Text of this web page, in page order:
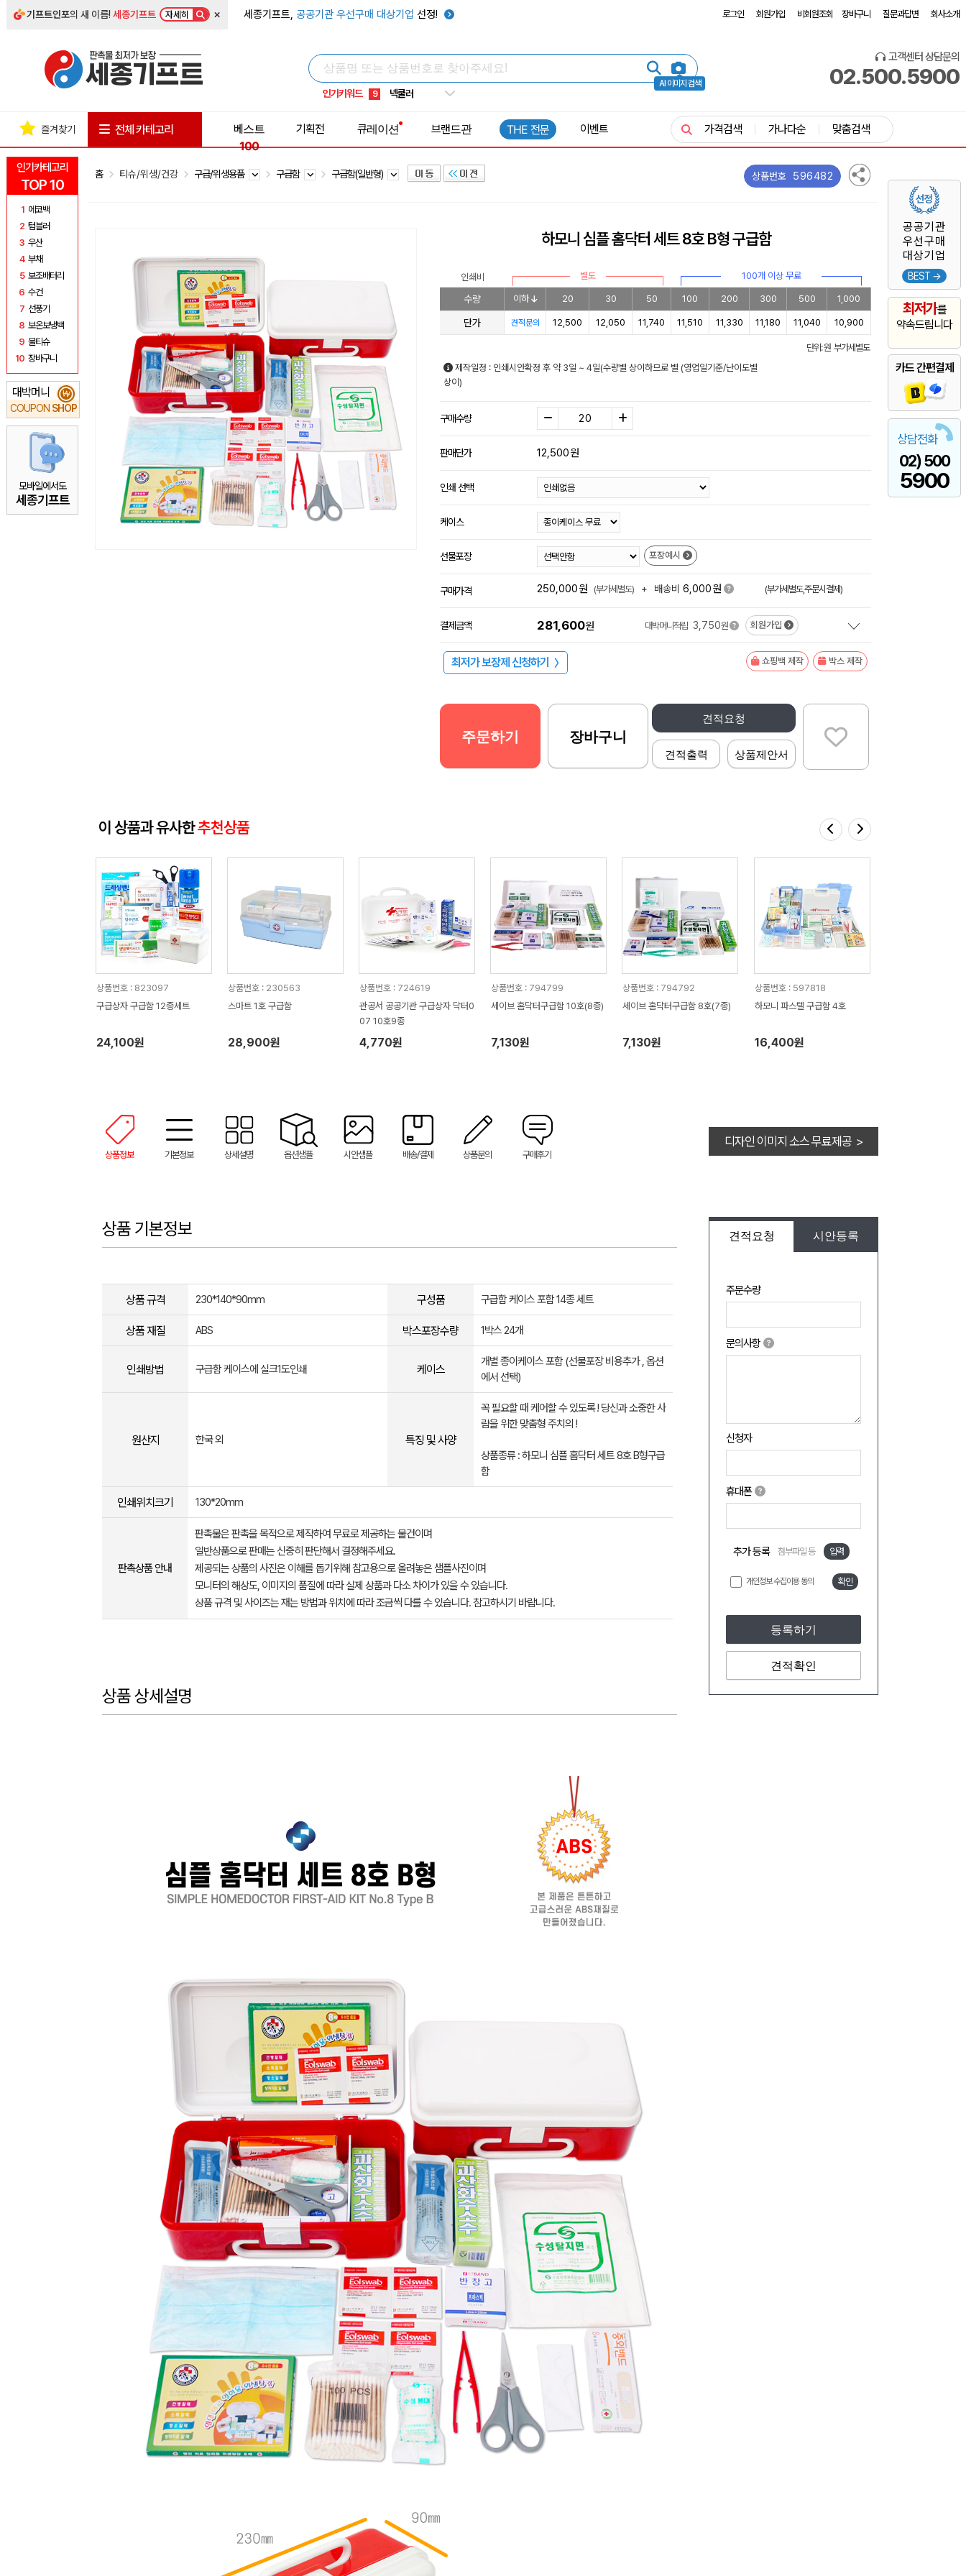
기프트인포의 새 이름!세종기프트 자세히 × 세종기프트, 공공기관 우선구매 대상기업 선정! 로그인 회원가입 비회원조회 장바구니 질문과답변 회사소개
AI 이미지 검색
인기키워드
5 키캡
8 쿨토시
9 넥쿨러
1 선풍기
고객센터 상담문의
02.500.5900
인기카테고리
TOP 10
1 에코백
2 텀블러
3 우산
4 부채
5 보조배터리
6 수건
7 선풍기
8 보온보냉백
9 물티슈
10 장바구니
대박머니
COUPON SHOP
₩
모바일에서도
세종기프트
공공기관
우선구매
대상기업
BEST →
최저가를
약속드립니다
카드 간편결제
상담전화
02) 500
5900
즐겨찾기 전체 카테고리
베스트
100
기획전 큐레이션 브랜드관 THE 전문 이벤트 가격검색 가나다순 맞춤검색
홈 티슈/위생/건강 구급/위생용품 구급함 구급함(일반형) 상품번호 596482
하모니 심플 홈닥터 세트 8호 B형 구급함
인쇄비 별도 100개 이상 무료
수량 이하 20 30 50 100 200 300 500 1,000
단가 견적문의 12,500 12,050 11,740 11,510 11,330 11,180 11,040 10,900
단위: 원 부가세별도
제작일정 : 인쇄시안확정 후 약 3일 ~ 4일(수량별 상이하므로 별 (영업일기준/난이도별
상이)
구매수량
판매단가 12,500원
인쇄 선택
케이스
선물포장 포장예시
구매가격 250,000원 (부가세별도) + 배송비 6,000원 (부가세별도,주문시결제)
결제금액 281,600원 대박머니적립 3,750원 회원가입
최저가 보장제 신청하기 〉 쇼핑백 제작 박스 제작
견적요청
견적출력 상품제안서
주문하기 장바구니
이 상품과 유사한추천상품
상품번호 : 823097
구급상자 구급함 12종세트
24,100원
상품번호 : 230563
스마트 1호 구급함
28,900원
상품번호 : 724619
관공서 공공기관 구급상자 닥터0
07 10호9종
4,770원
상품번호 : 794799
세이브 홈닥터구급함 10호(8종)
7,130원
상품번호 : 794792
세이브 홈닥터구급함 8호(7종)
7,130원
상품번호 : 597818
하모니 파스텔 구급함 4호
16,400원
상품정보 기본정보 상세설명 옵션샘플 시안샘플 배송/결제 상품문의 구매후기
디자인 이미지 소스 무료제공 >
견적요청 시안등록
주문수량
문의사항
신청자
휴대폰
추가 등록 첨부파일 등 입력
개인정보 수집이용 동의 확인
등록하기
견적확인
상품 기본정보
상품 규격 230*140*90mm 구성품 구급함 케이스 포함 14종 세트
상품 재질 ABS 박스포장수량 1박스 24개
인쇄방법 구급함 케이스에 실크1도인쇄 케이스
개별 종이케이스 포함 (선물포장 비용추가 , 옵션
에서 선택)
원산지 한국 외 특징 및 사양
꼭 필요할 때 케어할 수 있도록 ! 당신과 소중한 사
람을 위한 맞춤형 주치의 !
상품종류 : 하모니 심플 홈닥터 세트 8호 B형구급
함
인쇄위치크기 130*20mm
판촉상품 안내
판촉물은 판촉을 목적으로 제작하여 무료로 제공하는 물건이며
일반상품으로 판매는 신중히 판단해서 결정해주세요.
제공되는 상품의 사진은 이해를 돕기위해 참고용으로 올려놓은 샘플사진이며
모니터의 해상도, 이미지의 품질에 따라 실제 상품과 다소 차이가 있을 수 있습니다.
상품 규격 및 사이즈는 재는 방법과 위치에 따라 조금씩 다를 수 있습니다. 참고하시기 바랍니다.
상품 상세설명